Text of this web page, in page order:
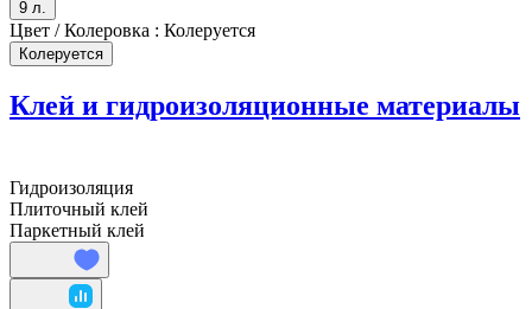
9 л.
Цвет / Колеровка : Колеруется
Колеруется
Клей и гидроизоляционные материалы
Гидроизоляция
Плиточный клей
Паркетный клей